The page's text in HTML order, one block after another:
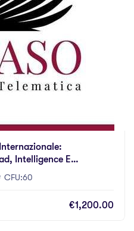
Intelligence E
CFU:60
€1,200.00